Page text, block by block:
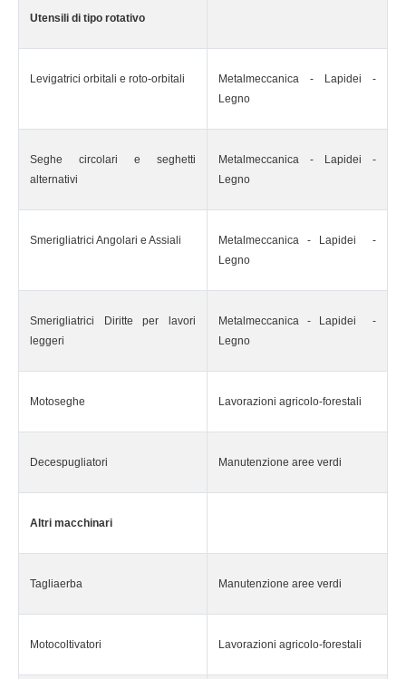
Utensili di tipo rotativo
Levigatrici orbitali e roto-orbitali
Metalmeccanica - Lapidei -
Legno
Seghe circolari e seghetti
alternativi
Metalmeccanica - Lapidei -
Legno
Smerigliatrici Angolari e Assiali
Metalmeccanica - Lapidei -
Legno
Smerigliatrici Diritte per lavori
leggeri
Metalmeccanica - Lapidei -
Legno
Motoseghe Lavorazioni agricolo-forestali
Decespugliatori Manutenzione aree verdi
Altri macchinari
Tagliaerba Manutenzione aree verdi
Motocoltivatori Lavorazioni agricolo-forestali